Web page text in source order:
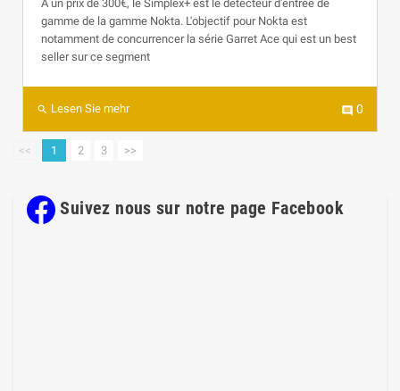
Suivez nous sur notre page Facebook
A un prix de 300€, le Simplex+ est le détecteur d'entrée de
gamme de la gamme Nokta. L'objectif pour Nokta est
notamment de concurrencer la série Garret Ace qui est un best
seller sur ce segment
search Lesen Sie mehr comment 0
<< 1 2 3 >>